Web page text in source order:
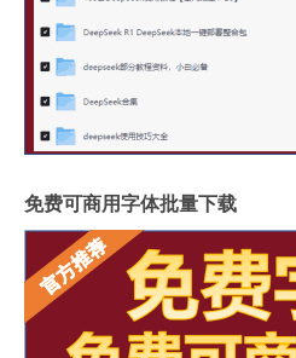
免费可商用字体批量下载